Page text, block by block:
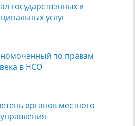
государственных и
услуг
по правам
в НСО
органов местного